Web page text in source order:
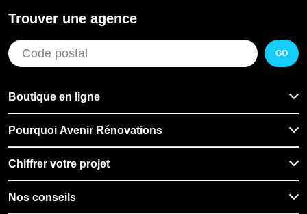
Trouver une agence
GO
Boutique en ligne
Pourquoi Avenir Rénovations
Chiffrer votre projet
Nos conseils